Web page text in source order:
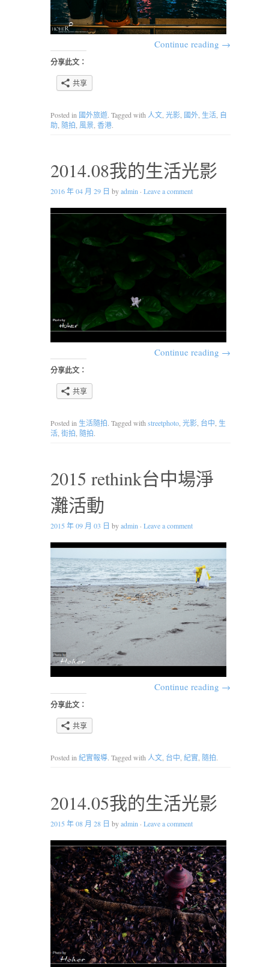
Continue reading →
分享此文：
共享
Posted in 國外旅遊. Tagged with人文, 光影, 國外, 生活, 自
助, 隨拍, 風景, 香港.
2014.08我的生活光影
2016 年 04 月 29 日 byadmin · Leave a comment
Continue reading →
分享此文：
共享
Posted in 生活隨拍. Tagged withstreetphoto, 光影, 台中, 生
活, 街拍, 隨拍.
2015 rethink台中場淨
灘活動
2015 年 09 月 03 日 byadmin · Leave a comment
Continue reading →
分享此文：
共享
Posted in紀實報導. Tagged with人文, 台中, 紀實, 隨拍.
2014.05我的生活光影
2015 年 08 月 28 日 byadmin · Leave a comment